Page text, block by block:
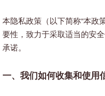
本隐私政策（以下简称“本政
要性，致力于采取适当的安
承诺。
一、我们如何收集和使用